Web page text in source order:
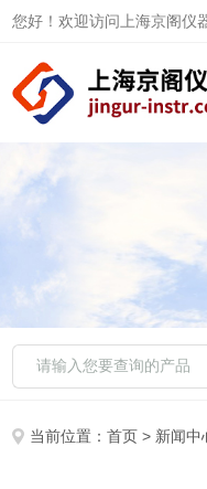
您好！欢迎访问上海京阁仪
当前位置：首页 > 新闻中